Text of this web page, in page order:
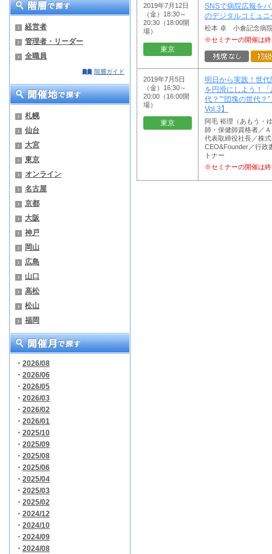
経営者
管理者・リーダー
全職員
階層ガイド
札幌
仙台
大宮
東京
オンライン
名古屋
京都
大阪
神戸
岡山
広島
山口
高松
松山
福岡
・ 2026/08
・ 2026/06
・ 2026/05
・ 2026/03
・ 2026/02
・ 2026/01
・ 2025/10
・ 2025/09
・ 2025/08
・ 2025/06
・ 2025/04
・ 2025/03
・ 2025/02
・ 2024/12
・ 2024/10
・ 2024/09
・ 2024/08
2019年7月12日
（金）18:30～
20:30（18:00開
場）
東京
SNSで病院広報を
のデジタルコミュ
松本 卓 小倉記念病
※セミナーの開催は
2019年7月5日
（金）16:30～
20:00（16:00開
場）
東京
明日から実践！世
を円滑にしよう！
代？”“団塊の世代？
Vol.3】
阿毛 裕理（あもう・
師・保健師資格者／
代表取締役社長／株
CEO&Founder／行政
トナー
※セミナーの開催は